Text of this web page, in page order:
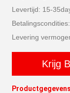
Levertijd: 15-
Levering
Krijg
Productgegevens